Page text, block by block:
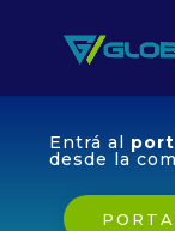
Entrá al
desde la